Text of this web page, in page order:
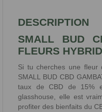
DESCRIPTION
SMALL BUD
FLEURS
Si tu cherches une fleur
SMALL BUD CBD
taux de CBD de 15%
glasshouse, elle est
profiter des bienfaits du